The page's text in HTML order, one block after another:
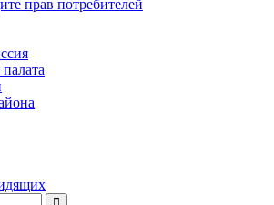
прав потребителей